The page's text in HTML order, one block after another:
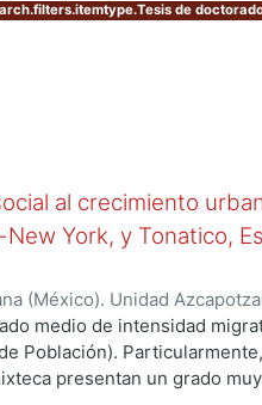
de
al crecimiento
York, y Tonatico,
(México). Unidad
06-08)Moreno Aquino, Alicia
medio de intensidad
Población).
presentan un grado